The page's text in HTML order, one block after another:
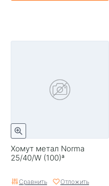
Хомут метал Norma
25/40/W (100)ª
Сравнить Отложить